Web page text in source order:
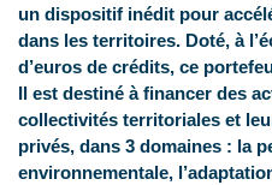
un dispositif inédit pour
dans les territoires. Doté, à
d’euros de crédits, ce
Il est destiné à financer des
collectivités territoriales et
privés, dans 3 domaines : la
environnementale,